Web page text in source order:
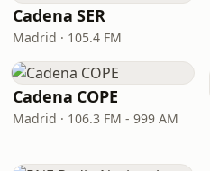
Cadena SER
Madrid · 105.4 FM
Cadena COPE
Madrid · 106.3 FM - 999 AM